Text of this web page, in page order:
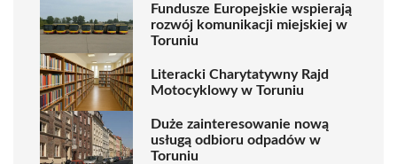
Fundusze Europejskie wspierają
rozwój komunikacji miejskiej w
Toruniu
Literacki Charytatywny Rajd
Motocyklowy w Toruniu
Duże zainteresowanie nową
usługą odbioru odpadów w
Toruniu